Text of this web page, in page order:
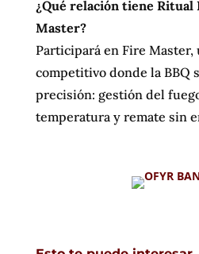
¿Qué relación tiene Ritual
Master?
Participará en Fire Master,
competitivo donde la BBQ
precisión: gestión del
temperatura y remate sin